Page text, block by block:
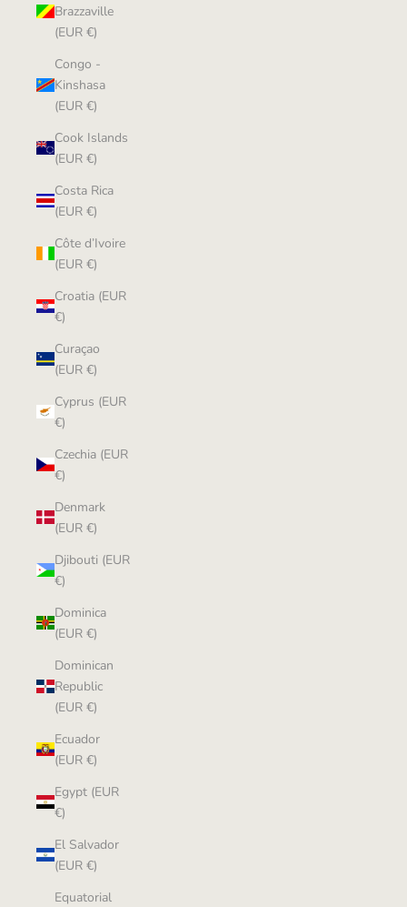
Brazzaville
(EUR €)
Congo -
Kinshasa
(EUR €)
Cook Islands
(EUR €)
Costa Rica
(EUR €)
Côte d’Ivoire
(EUR €)
Croatia (EUR
€)
Curaçao
(EUR €)
Cyprus (EUR
€)
Czechia (EUR
€)
Denmark
(EUR €)
Djibouti (EUR
€)
Dominica
(EUR €)
Dominican
Republic
(EUR €)
Ecuador
(EUR €)
Egypt (EUR
€)
El Salvador
(EUR €)
Equatorial